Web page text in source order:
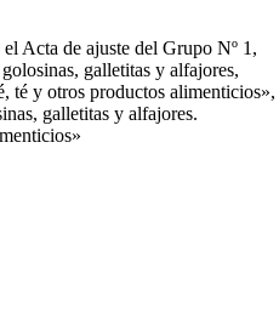
Acta de ajuste del Grupo Nº 1,
galletitas y alfajores,
té y otros productos alimenticios»,
galletitas y alfajores.